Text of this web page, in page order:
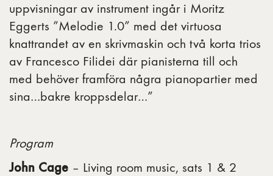
uppvisningar av instrument ingår i Moritz
Eggerts ”Melodie 1.0” med det virtuosa
knattrandet av en skrivmaskin och två korta trios
av Francesco Filidei där pianisterna till och
med behöver framföra några pianopartier med
sina…bakre kroppsdelar…”
Program
John Cage – Living room music, sats 1 & 2